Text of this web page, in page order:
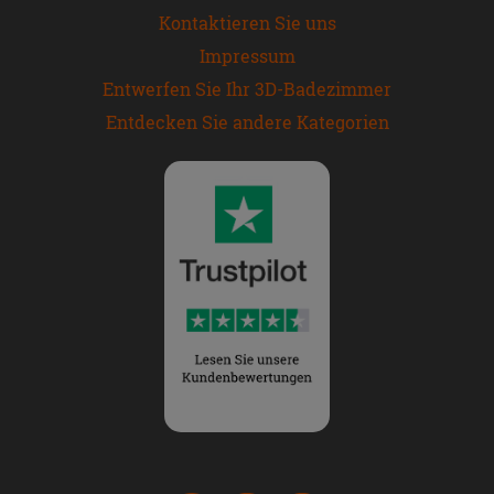
Kontaktieren Sie uns
Impressum
Entwerfen Sie Ihr 3D-Badezimmer
Entdecken Sie andere Kategorien